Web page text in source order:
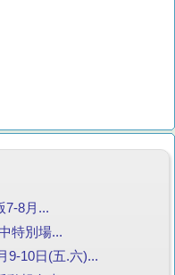
7-8月...
特別場...
9-10日(五.六)...